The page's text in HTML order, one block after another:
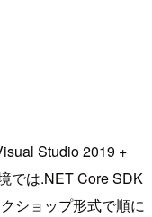
Studio 2019 +
では.NET Core SDK
ショップ形式で順に